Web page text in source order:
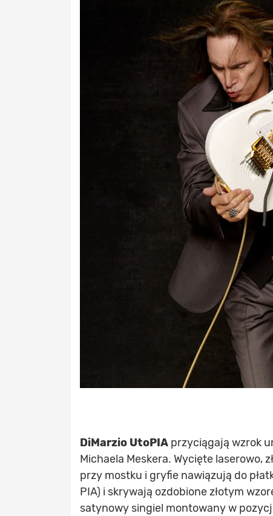
DiMarzio UtoPIA przyciągają wzrok
Michaela Meskera. Wycięte laserowo,
przy mostku i gryfie nawiązują do
PIA) i skrywają ozdobione złotym
satynowy singiel montowany w